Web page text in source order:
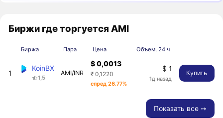
Биржи где торгуется AMI
Биржа Пара Цена Объем, 24 ч
1
KoinBX
1,5
AMI/INR
$ 0,0013
₹ 0,1220
спред 26.77%
$ 1
1д назад
Купить
Показать все ➙